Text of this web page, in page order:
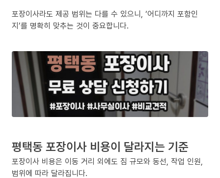
포장이사라도 제공 범위는 다를 수 있으니, ‘어디까지 포함인
지’를 명확히 맞추는 것이 중요합니다.
평택동 포장이사 비용이 달라지는 기준
포장이사 비용은 이동 거리 외에도 짐 규모와 동선, 작업 인원,
범위에 따라 달라집니다.